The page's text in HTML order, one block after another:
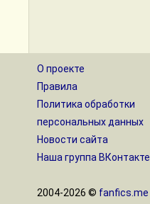
О проекте
Правила
Политика обработки
персональных данных
Новости сайта
Наша группа ВКонтакте
2004-2026 © fanfics.me